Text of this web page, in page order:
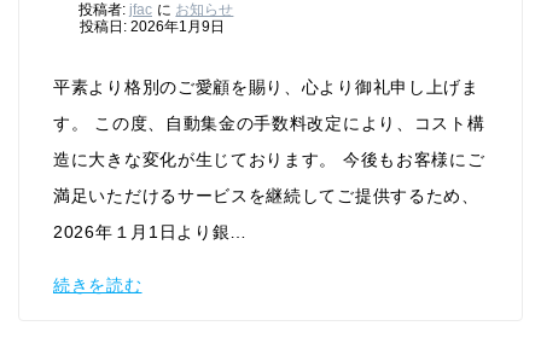
投稿者: jfac に お知らせ
投稿日: 2026年1月9日
平素より格別のご愛顧を賜り、心より御礼申し上げま
す。 この度、自動集金の手数料改定により、コスト構
造に大きな変化が生じております。 今後もお客様にご
満足いただけるサービスを継続してご提供するため、
2026年１月1日より銀…
続きを読む